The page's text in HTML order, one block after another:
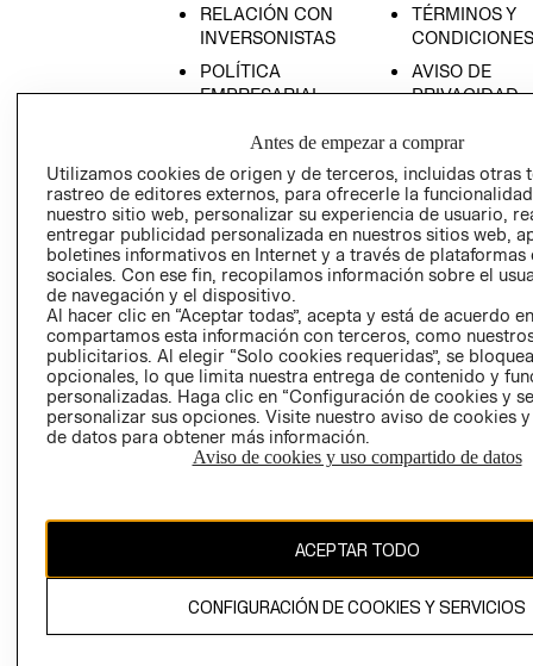
RELACIÓN CON
INVERSONISTAS
POLÍTICA
EMPRESARIAL
TÉRMINOS Y
CONDICIONES
AVISO DE
PRIVACIDAD
COOKIES
LIBRO DE
Ecuador ($)
CAMBIAR REGIÓN
El contenido de esta página web está protegido por copyright y es
propiedad de H&M Hennes & Mauritz AB.
Antes de empezar a comprar
Utilizamos cookies de origen y de terceros, incluidas otras
rastreo de editores externos, para ofrecerle la
nuestro sitio web, personalizar su experiencia de usuario,
entregar publicidad personalizada en nuestros sitios web,
boletines informativos en Internet y a través de plataformas
sociales. Con ese fin, recopilamos información sobre el
de navegación y el dispositivo.
Al hacer clic en “Aceptar todas”, acepta y está de acuerdo
compartamos esta información con terceros, como
publicitarios. Al elegir “Solo cookies requeridas”, se
opcionales, lo que limita nuestra entrega de contenido y
personalizadas. Haga clic en “Configuración de cookies y
personalizar sus opciones. Visite nuestro aviso de cookies
de datos para obtener más información.
Aviso de cookies y uso compartido de datos
ACEPTAR TODO
CONFIGURACIÓN DE COOKIES Y SERVICIOS